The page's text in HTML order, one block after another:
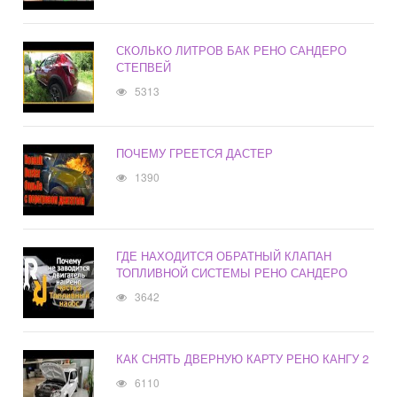
СКОЛЬКО ЛИТРОВ БАК РЕНО САНДЕРО
СТЕПВЕЙ
5313
ПОЧЕМУ ГРЕЕТСЯ ДАСТЕР
1390
ГДЕ НАХОДИТСЯ ОБРАТНЫЙ КЛАПАН
ТОПЛИВНОЙ СИСТЕМЫ РЕНО САНДЕРО
3642
КАК СНЯТЬ ДВЕРНУЮ КАРТУ РЕНО КАНГУ 2
6110